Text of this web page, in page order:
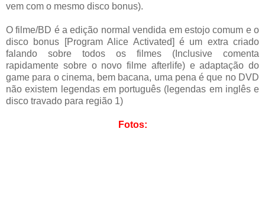
vem com o mesmo disco bonus).
O filme/BD é a edição normal vendida em estojo comum e o
disco bonus [Program Alice Activated] é um extra criado
falando sobre todos os filmes (Inclusive comenta
rapidamente sobre o novo filme afterlife) e adaptação do
game para o cinema, bem bacana, uma pena é que no DVD
não existem legendas em português (legendas em inglês e
disco travado para região 1)
Fotos: